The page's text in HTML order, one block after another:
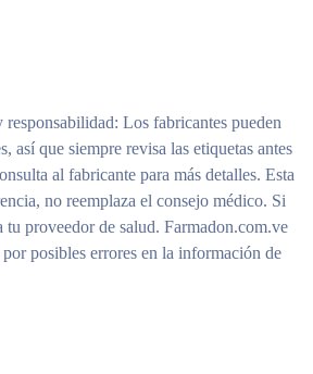
responsabilidad: Los fabricantes pueden
así que siempre revisa las etiquetas antes
al fabricante para más detalles. Esta
no reemplaza el consejo médico. Si
tu proveedor de salud. Farmadon.com.ve
por posibles errores en la información de